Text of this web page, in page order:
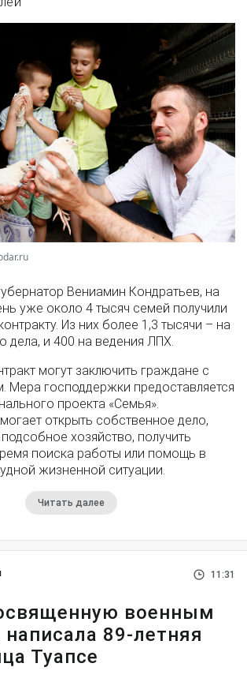
Вениамин Кондратьев, на
уже около 4 тысяч семей получили
Из них более 1,3 тысячи – на
дела, и 400 на ведения ЛПХ.
могут заключить граждане с
Мера господдержки предоставляется
проекта «Семья».
открыть собственное дело,
хозяйство, получить
поиска работы или помощь в
жизненной ситуации.
Читать далее
11:31
военным
89-летняя
Туапсе